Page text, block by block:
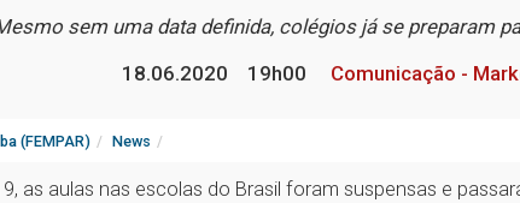
sem uma data definida, colégios já se preparam
18.06.2020
19h00 Comunicação -
(FEMPAR) News
as aulas nas escolas do Brasil foram suspensas e